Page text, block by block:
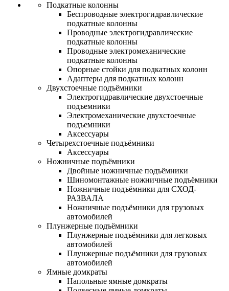
Подкатные колонны
Беспроводные электрогидравлические
подкатные колонны
Проводные электрогидравлические
подкатные колонны
Проводные электромеханические
подкатные колонны
Опорные стойки для подкатных колонн
Адаптеры для подкатных колонн
Двухстоечные подъёмники
Электрогидравлические двухстоечные
подъемники
Электромеханические двухстоечные
подъемники
Аксессуары
Четырехстоечные подъёмники
Аксессуары
Ножничные подъёмники
Двойные ножничные подъёмники
Шиномонтажные ножничные подъёмники
Ножничные подъёмники для СХОД-
РАЗВАЛА
Ножничные подъёмники для грузовых
автомобилей
Плунжерные подъёмники
Плунжерные подъёмники для легковых
автомобилей
Плунжерные подъёмники для грузовых
автомобилей
Ямные домкраты
Напольные ямные домкраты